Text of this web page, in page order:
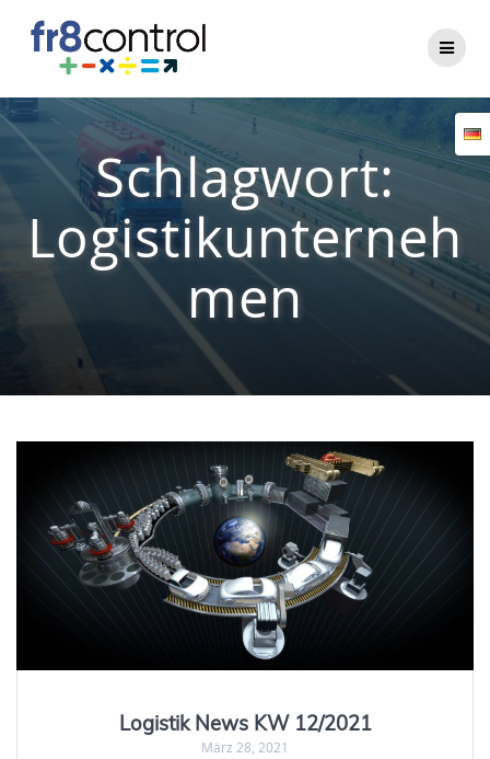
Schlagwort:
Logistikunterneh
men
Logistik News KW 12/2021
März 28, 2021